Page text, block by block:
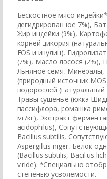
Бескостное мясо
дегидрированное 7%),
Жир индейки (9%),
корней цикория
FOS и инулин),
(2%), Масло лосося (2%),
Льняное семя,
(природный источник
водорослей
Травы сушёные (юкка
пассифлора, ромашка
мг/кг), Экстракт
acidophilus),
Bacillus subtilis,
Aspergillus niger, Белок
(Bacillus subtilis, Bacillus
viride). *Специально
степенью усвояемости.